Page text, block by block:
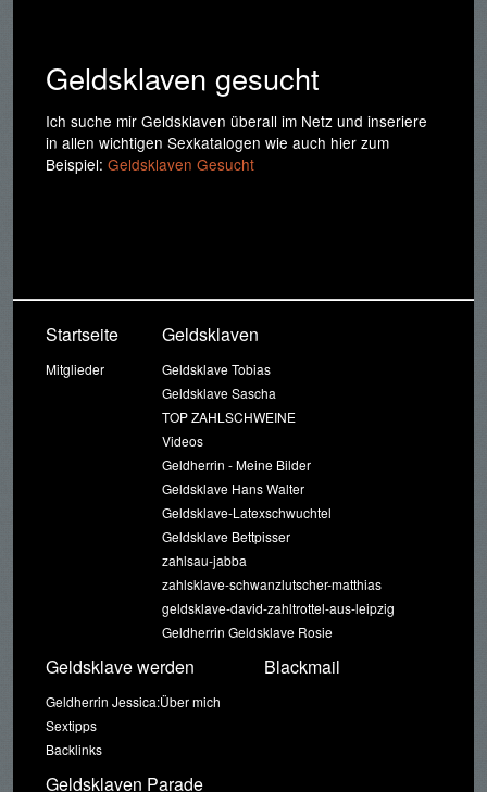
Geldsklaven gesucht
Ich suche mir Geldsklaven überall im Netz und inseriere
in allen wichtigen Sexkatalogen wie auch hier zum
Beispiel: Geldsklaven Gesucht
Startseite
Mitglieder
Geldsklaven
Geldsklave Tobias
Geldsklave Sascha
TOP ZAHLSCHWEINE
Videos
Geldherrin - Meine Bilder
Geldsklave Hans Walter
Geldsklave-Latexschwuchtel
Geldsklave Bettpisser
zahlsau-jabba
zahlsklave-schwanzlutscher-matthias
geldsklave-david-zahltrottel-aus-leipzig
Geldherrin Geldsklave Rosie
Geldsklave werden
Geldherrin Jessica:Über mich
Sextipps
Backlinks
Blackmail
Geldsklaven Parade